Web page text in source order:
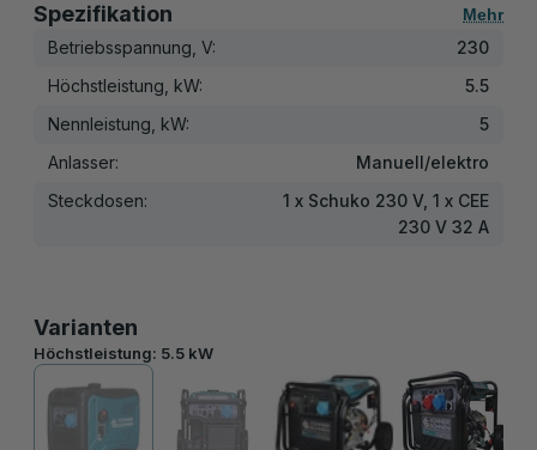
Spezifikation Mehr
Betriebsspannung, V:
230
Höchstleistung, kW:
5.5
Nennleistung, kW:
5
Anlasser:
Manuell/elektro
Steckdosen:
1 x Schuko 230 V, 1 x CEE
230 V 32 A
Varianten
Höchstleistung: 5.5 kW